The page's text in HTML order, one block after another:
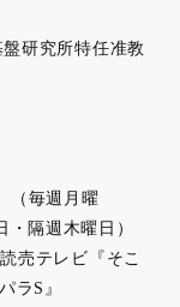
研究所特任准教
（毎週月曜
隔週木曜日）
売テレビ『そこ
ラS』